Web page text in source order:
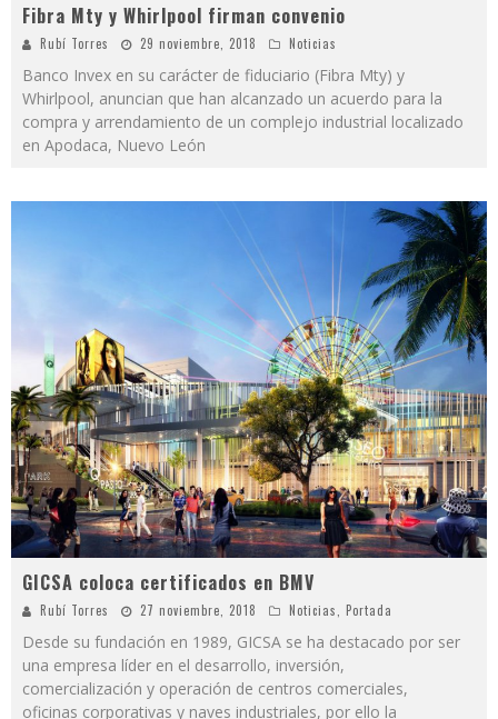
Fibra Mty y Whirlpool firman convenio
Rubí Torres 29 noviembre, 2018 Noticias
Banco Invex en su carácter de fiduciario (Fibra Mty) y
Whirlpool, anuncian que han alcanzado un acuerdo para la
compra y arrendamiento de un complejo industrial localizado
en Apodaca, Nuevo León
GICSA coloca certificados en BMV
Rubí Torres 27 noviembre, 2018 Noticias Portada
Desde su fundación en 1989, GICSA se ha destacado por ser
una empresa líder en el desarrollo, inversión,
comercialización y operación de centros comerciales,
oficinas corporativas y naves industriales, por ello la